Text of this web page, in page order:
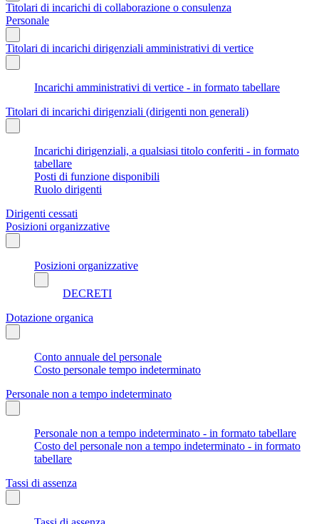
Titolari di incarichi di collaborazione o consulenza
Personale
Titolari di incarichi dirigenziali amministrativi di vertice
Incarichi amministrativi di vertice - in formato tabellare
Titolari di incarichi dirigenziali (dirigenti non generali)
Incarichi dirigenziali, a qualsiasi titolo conferiti - in formato
tabellare
Posti di funzione disponibili
Ruolo dirigenti
Dirigenti cessati
Posizioni organizzative
Posizioni organizzative
DECRETI
Dotazione organica
Conto annuale del personale
Costo personale tempo indeterminato
Personale non a tempo indeterminato
Personale non a tempo indeterminato - in formato tabellare
Costo del personale non a tempo indeterminato - in formato
tabellare
Tassi di assenza